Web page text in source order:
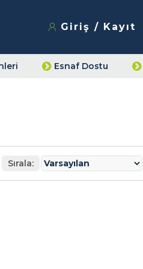
Giriş / Kayıt
Esnaf Dostu
Sırala: